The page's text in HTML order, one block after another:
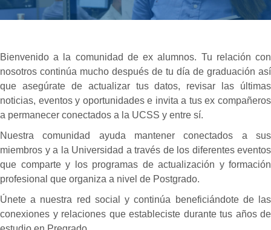
Bienvenido a la comunidad de ex alumnos. Tu relación con
nosotros continúa mucho después de tu día de graduación así
que asegúrate de actualizar tus datos, revisar las últimas
noticias, eventos y oportunidades e invita a tus ex compañeros
a permanecer conectados a la UCSS y entre sí.
Nuestra comunidad ayuda mantener conectados a sus
miembros y a la Universidad a través de los diferentes eventos
que comparte y los programas de actualización y formación
profesional que organiza a nivel de Postgrado.
Únete a nuestra red social y continúa beneficiándote de las
conexiones y relaciones que estableciste durante tus años de